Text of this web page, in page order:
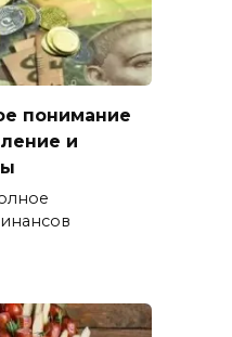
понимание
и